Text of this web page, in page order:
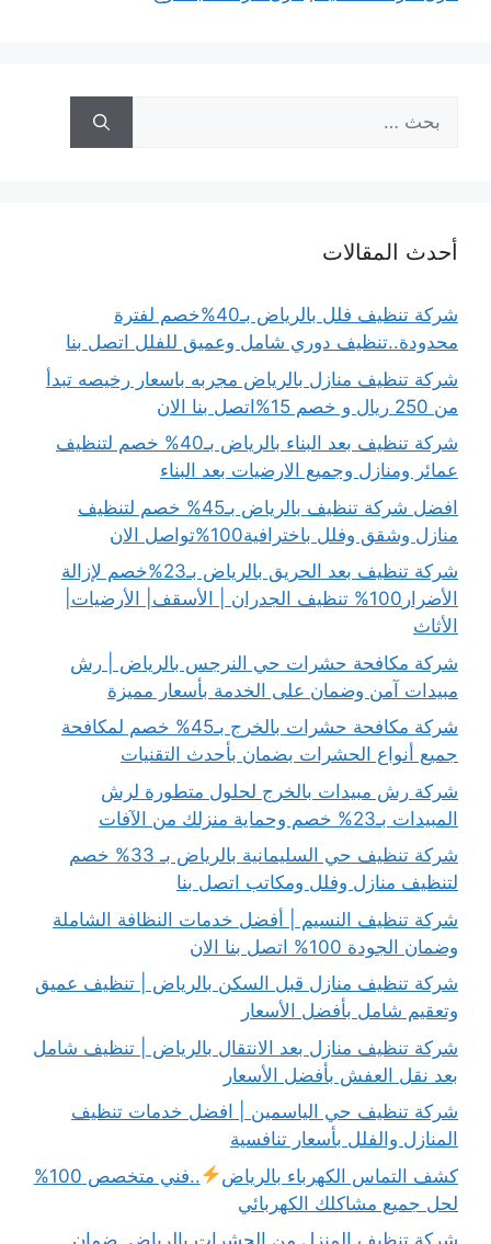
عن:
أحدث المقالات
شركة تنظيف فلل بالرياض بـ40%خصم لفترة
محدودة..تنظيف دوري شامل وعميق للفلل اتصل بنا
شركة تنظيف منازل بالرياض مجربه باسعار رخيصه تبدأ
من 250 ريال و خصم 15%اتصل بنا الان
شركة تنظيف بعد البناء بالرياض بـ40% خصم لتنظيف
عمائر ومنازل وجميع الارضيات بعد البناء
افضل شركة تنظيف بالرياض بـ45% خصم لتنظيف
منازل وشقق وفلل باخترافية100%تواصل الان
شركة تنظيف بعد الحريق بالرياض بـ23%خصم لإزالة
الأضرار100% تنظيف الجدران | الأسقف| الأرضيات|
الأثاث
شركة مكافحة حشرات حي النرجس بالرياض | رش
مبيدات آمن وضمان على الخدمة بأسعار مميزة
شركة مكافحة حشرات بالخرج بـ45% خصم لمكافحة
جميع أنواع الحشرات بضمان بأحدث التقنيات
شركة رش مبيدات بالخرج لحلول متطورة لرش
المبيدات بـ23% خصم وحماية منزلك من الآفات
شركة تنظيف حي السليمانية بالرياض بـ 33% خصم
لتنظيف منازل وفلل ومكاتب اتصل بنا
شركة تنظيف النسيم | أفضل خدمات النظافة الشاملة
وضمان الجودة 100% اتصل بنا الان
شركة تنظيف منازل قبل السكن بالرياض | تنظيف عميق
وتعقيم شامل بأفضل الأسعار
شركة تنظيف منازل بعد الانتقال بالرياض | تنظيف شامل
بعد نقل العفش بأفضل الأسعار
شركة تنظيف حي الياسمين | افضل خدمات تنظيف
المنازل والفلل بأسعار تنافسية
كشف التماس الكهرباء بالرياض
..فني متخصص 100%
لحل جميع مشاكلك الكهربائي